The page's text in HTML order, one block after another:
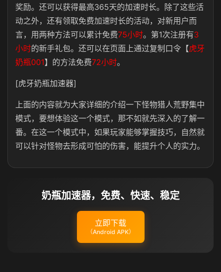
奖励。还可以获得最高365天的加速时长。除了这些活
动之外，还有领取免费加速时长的活动，对新用户而
言，用两种方法可以累计免费75小时。第1次注册有3
小时的新手礼包。还可以在页面上通过复制口令【虎牙
奶瓶001】的方法免费72小时。
[虎牙奶瓶加速器]
上面的内容就为大家详细的介绍一下怪物猎人荒野集中
模式，要想体验这一个模式，那不如就先深入的了解一
番。在这一个模式中，如果玩家能够掌握技巧，自然就
可以针对怪物去形成可怕的伤害，能提升个人的实力。
奶瓶加速器，免费、快速、稳定
立即下载
（Android APK）